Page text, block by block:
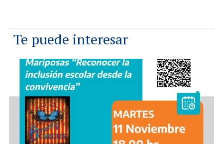
Te puede interesar